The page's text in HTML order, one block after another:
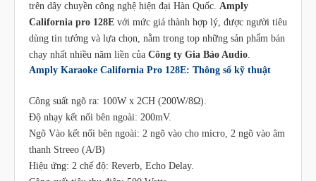
trên dây chuyền công nghệ hiện đại Hàn Quốc. Amply
California pro 128E với mức giá thành hợp lý, được người tiêu
dùng tin tưởng và lựa chọn, nằm trong top những sản phẩm bán
chạy nhất nhiều năm liền của Công ty Gia Bảo Audio.
Amply Karaoke California Pro 128E: Thông số kỹ thuật
Công suất ngõ ra: 100W x 2CH (200W/8Ω).
Độ nhạy kết nối bên ngoài: 200mV.
Ngõ Vào kết nối bên ngoài: 2 ngõ vào cho micro, 2 ngõ vào âm
thanh Streeo (A/B)
Hiệu ứng: 2 chế độ: Reverb, Echo Delay.